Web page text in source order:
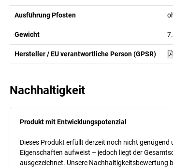
Ausführung Pfosten
Gewicht
Hersteller / EU verantwortliche Person (GPSR)
Nachhaltigkeit
Produkt mit Entwicklungspotenzial
Dieses Produkt erfüllt derzeit noch nicht
Eigenschaften aufweist – jedoch liegt der
ausgezeichnet. Unsere Nachhaltigkeitsbewertung